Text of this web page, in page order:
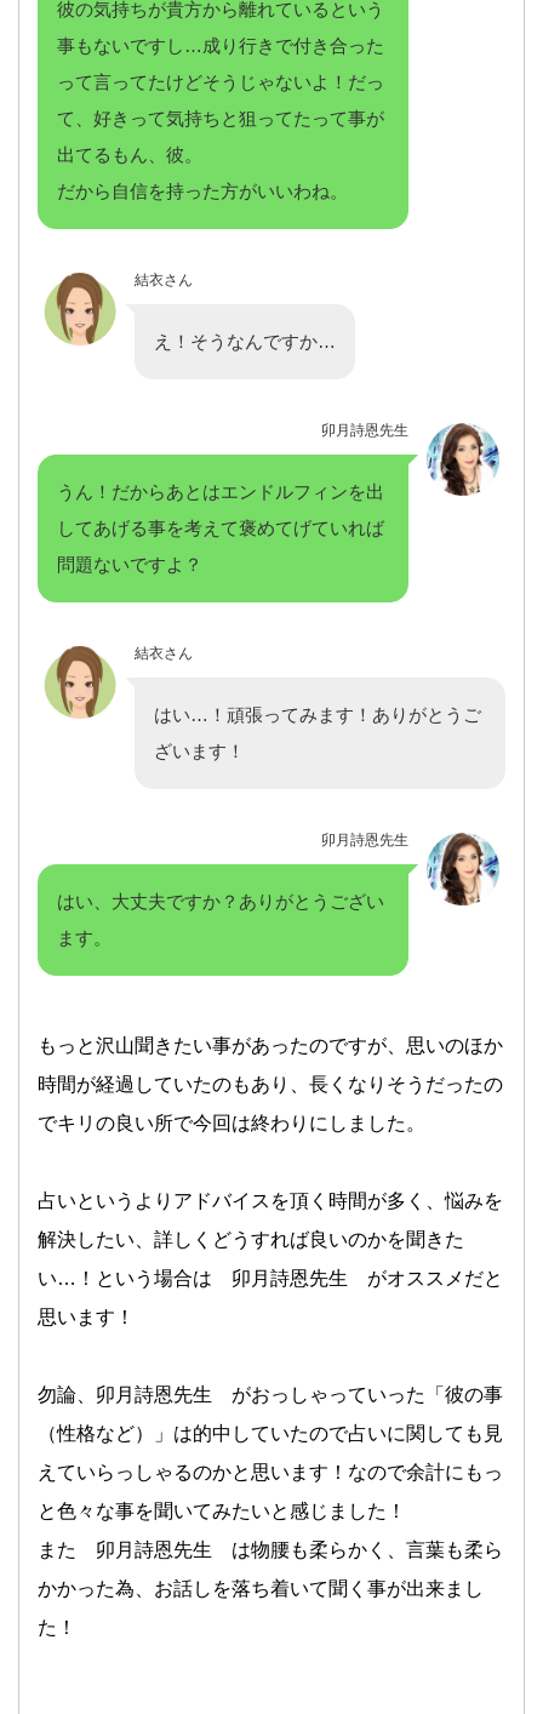
彼の気持ちが貴方から離れているという
事もないですし…成り行きで付き合った
って言ってたけどそうじゃないよ！だっ
て、好きって気持ちと狙ってたって事が
出てるもん、彼。
だから自信を持った方がいいわね。
結衣さん
え！そうなんですか…
卯月詩恩先生
うん！だからあとはエンドルフィンを出
してあげる事を考えて褒めてげていれば
問題ないですよ？
結衣さん
はい…！頑張ってみます！ありがとうご
ざいます！
卯月詩恩先生
はい、大丈夫ですか？ありがとうござい
ます。
もっと沢山聞きたい事があったのですが、思いのほか
時間が経過していたのもあり、長くなりそうだったの
でキリの良い所で今回は終わりにしました。
占いというよりアドバイスを頂く時間が多く、悩みを
解決したい、詳しくどうすれば良いのかを聞きた
い…！という場合は 卯月詩恩先生 がオススメだと
思います！
勿論、卯月詩恩先生 がおっしゃっていった「彼の事
（性格など）」は的中していたので占いに関しても見
えていらっしゃるのかと思います！なので余計にもっ
と色々な事を聞いてみたいと感じました！
また 卯月詩恩先生 は物腰も柔らかく、言葉も柔ら
かかった為、お話しを落ち着いて聞く事が出来まし
た！